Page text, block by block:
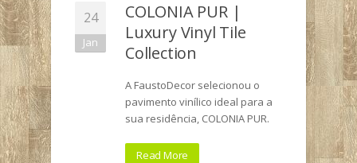
24
Jan
COLONIA PUR |
Luxury Vinyl Tile
Collection
A FaustoDecor selecionou o
pavimento vinílico ideal para a
sua residência, COLONIA PUR.
Read More